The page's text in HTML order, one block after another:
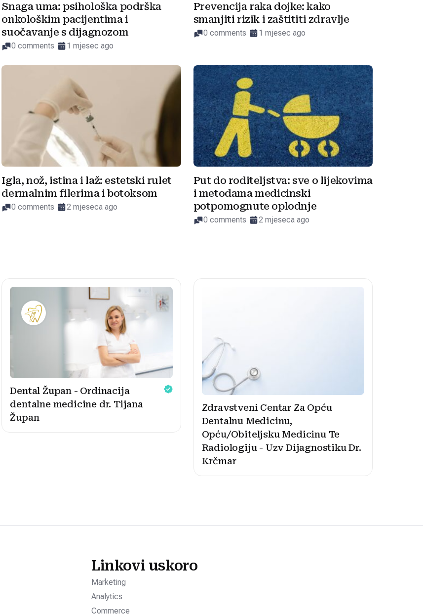
Snaga uma: psihološka podrška
onkološkim pacijentima i
suočavanje s dijagnozom
0 comments 1 mjesec ago
Prevencija raka dojke: kako
smanjiti rizik i zaštititi zdravlje
0 comments 1 mjesec ago
Igla, nož, istina i laž: estetski rulet
dermalnim filerima i botoksom
0 comments 2 mjeseca ago
Put do roditeljstva: sve o lijekovima
i metodama medicinski
potpomognute oplodnje
0 comments 2 mjeseca ago
Dental Župan - Ordinacija
dentalne medicine dr. Tijana
Župan
Zdravstveni Centar Za Opću
Dentalnu Medicinu,
Opću/Obiteljsku Medicinu Te
Radiologiju - Uzv Dijagnostiku Dr.
Krčmar
Linkovi uskoro
Marketing
Analytics
Commerce